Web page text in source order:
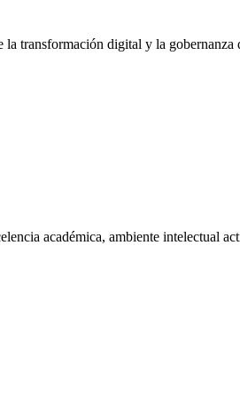
transformación digital y la gobernanza
académica, ambiente intelectual